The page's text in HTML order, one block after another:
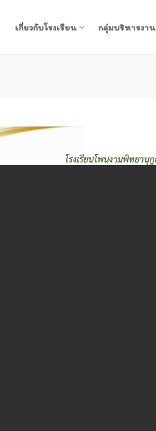
เกี่ยวกับโรงเรียน กลุ่มบริหารงาน